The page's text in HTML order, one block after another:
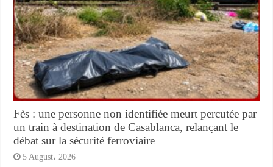
Fès : une personne non identifiée meurt percutée par
un train à destination de Casablanca, relançant le
débat sur la sécurité ferroviaire
5 August، 2026